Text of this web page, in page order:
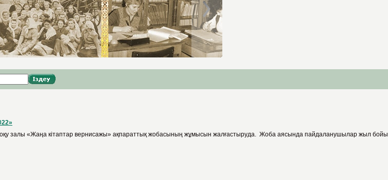
залы «Жаңа кітаптар вернисажы» ақпараттық жобасының жұмысын жалғастыруда. Жоба аясында пайдаланушылар жыл бойы